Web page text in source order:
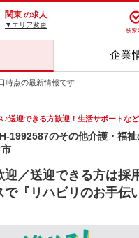
関東 の求人
▼エリア変更
企業
時点の最新情報です
送迎できる方歓迎！生活サポートなど
1992587のその他介護・福祉
迎／送迎できる方は採
で『リハビリのお手伝